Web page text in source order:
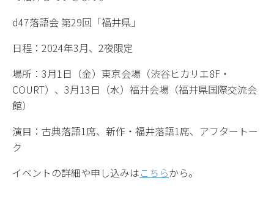
d47落語会 第29回「福井県」
日程：2024年3月、2夜限定
場所：3月1日（金）東京会場（渋谷ヒカリエ8F・
COURT）、3月13日（水）福井会場（福井県国際交流会
館）
演目：古典落語1席、新作・福井落語1席、アフタートー
ク
イベントの詳細や申し込みはこちらから。